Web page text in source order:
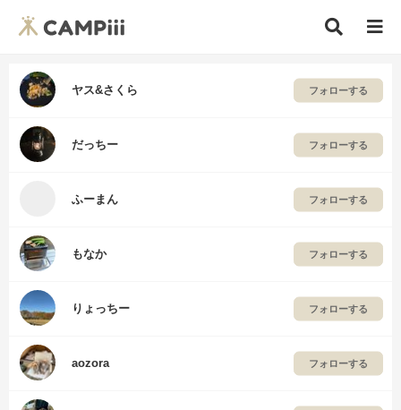
ヤス&さくら フォローする
だっちー フォローする
ふーまん フォローする
もなか フォローする
りょっちー フォローする
aozora フォローする